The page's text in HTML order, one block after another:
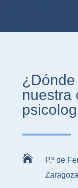
nuestra

P.º de
Zaragoza